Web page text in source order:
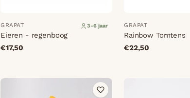
GRAPAT 3-6 jaar
Eieren - regenboog
€17,50
GRAPAT
Rainbow Tomtens
€22,50